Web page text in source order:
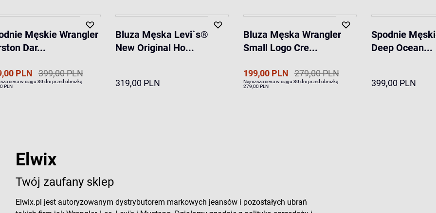
Męskie Wrangler
Dar...
PLN 399,00 PLN
cena w ciągu 30 dni przed obniżką:
PLN
Bluza Męska Levi`s®
New Original Ho...
319,00 PLN
Bluza Męska Wrangler
Small Logo Cre...
199,00 PLN 279,00 PLN
Najniższa cena w ciągu 30 dni przed obniżką:
279,00 PLN
Spodnie
Deep Ocean...
399,00 PLN
Elwix
Twój zaufany sklep
Elwix.pl jest autoryzowanym dystrybutorem markowych jeansów i pozostałych ubrań